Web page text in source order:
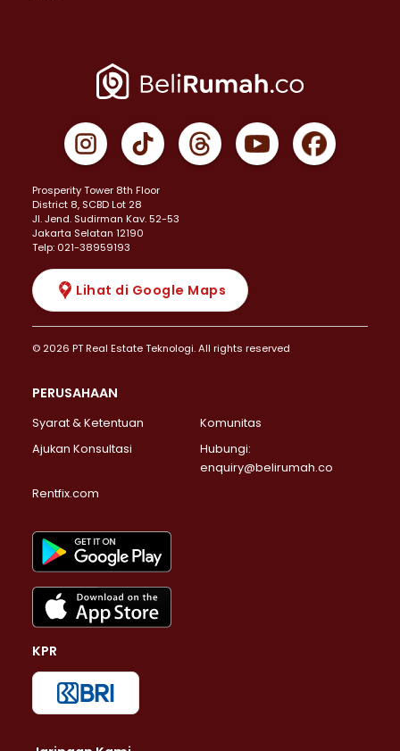
Prosperity Tower 8th Floor
District 8, SCBD Lot 28
JI. Jend. Sudirman Kav. 52-53
Jakarta Selatan 12190
Telp: 021-38959193
Lihat di Google Maps
© 2026 PT Real Estate Teknologi. All rights reserved
PERUSAHAAN
Syarat & Ketentuan
Komunitas
Ajukan Konsultasi
Hubungi:
enquiry@belirumah.co
Rentfix.com
KPR